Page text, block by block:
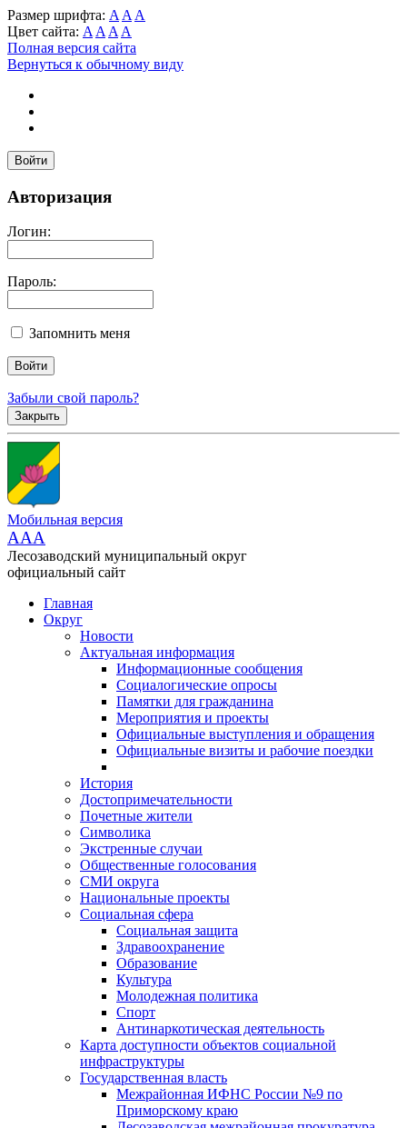
Размер шрифта: A A A
Цвет сайта: A A A A
Полная версия сайта
Вернуться к обычному виду
Войти
Авторизация
Логин:
Пароль:
Запомнить меня
Забыли свой пароль?
Закрыть
Мобильная версия
AAA
Лесозаводский муниципальный округ
официальный сайт
Главная
Округ
Новости
Актуальная информация
Информационные сообщения
Социалогические опросы
Памятки для гражданина
Мероприятия и проекты
Официальные выступления и обращения
Официальные визиты и рабочие поездки
История
Достопримечательности
Почетные жители
Символика
Экстренные случаи
Общественные голосования
СМИ округа
Национальные проекты
Социальная сфера
Социальная защита
Здравоохранение
Образование
Культура
Молодежная политика
Спорт
Антинаркотическая деятельность
Карта доступности объектов социальной
инфраструктуры
Государственная власть
Межрайонная ИФНС России №9 по
Приморскому краю